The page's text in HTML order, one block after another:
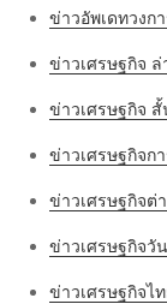
ข่าวอัพเดทวงก
ข่าวเศรษฐกิจ ล่
ข่าวเศรษฐกิจ สั้
ข่าวเศรษฐกิจก
ข่าวเศรษฐกิจต่
ข่าวเศรษฐกิจวั
ข่าวเศรษฐกิจไ